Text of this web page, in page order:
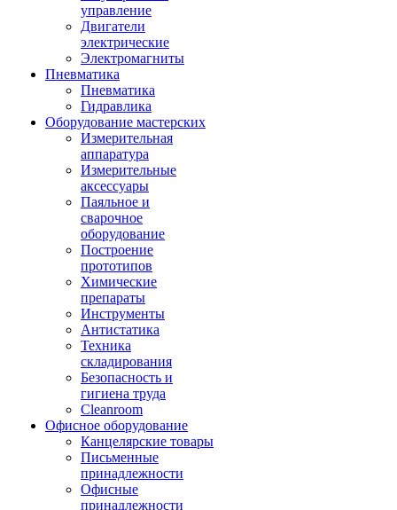
управление
Двигатели
электрические
Электромагниты
Пневматика
Пневматика
Гидравлика
Оборудование мастерских
Измерительная
аппаратура
Измерительные
аксессуары
Паяльное и
сварочное
оборудование
Построение
прототипов
Химические
препараты
Инструменты
Aнтистатика
Техника
складирования
Безопасность и
гигиена труда
Cleanroom
Офисное оборудование
Канцелярские товары
Письменные
принадлежности
Офисные
принадлежности